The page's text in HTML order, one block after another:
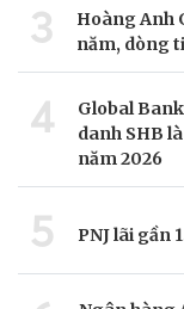
3
Hoàng Anh
năm, dòng
4
Global
danh SHB
năm 2026
5 PNJ lãi gần